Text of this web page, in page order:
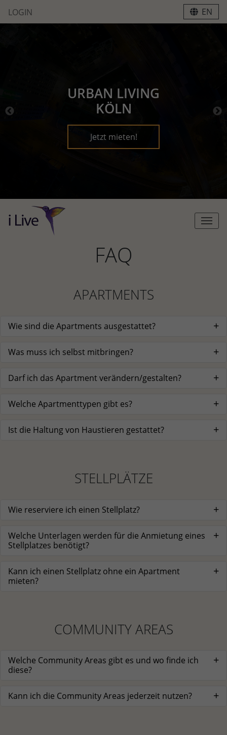
LOGIN EN
URBAN LIVING
KÖLN
Jetzt mieten!
FAQ
APARTMENTS
Wie sind die Apartments ausgestattet?
Was muss ich selbst mitbringen?
Darf ich das Apartment verändern/gestalten?
Welche Apartmenttypen gibt es?
Ist die Haltung von Haustieren gestattet?
STELLPLÄTZE
Wie reserviere ich einen Stellplatz?
Welche Unterlagen werden für die Anmietung eines
Stellplatzes benötigt?
Kann ich einen Stellplatz ohne ein Apartment
mieten?
COMMUNITY AREAS
Welche Community Areas gibt es und wo finde ich
diese?
Kann ich die Community Areas jederzeit nutzen?